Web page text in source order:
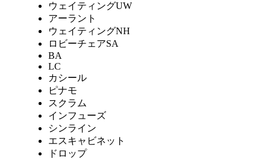
ウェイティングUW
アーラント
ウェイティングNH
ロビーチェアSA
BA
LC
カシール
ピナモ
スクラム
インフューズ
シンライン
エスキャビネット
ドロップ